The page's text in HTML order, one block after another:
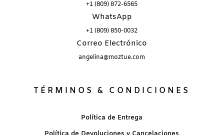
+1 (809) 872-6565
WhatsApp
+1 (809) 850-0032
Correo Electrónico
angelina@moztue.com
TÉRMINOS & CONDICIONES
Política de Entrega